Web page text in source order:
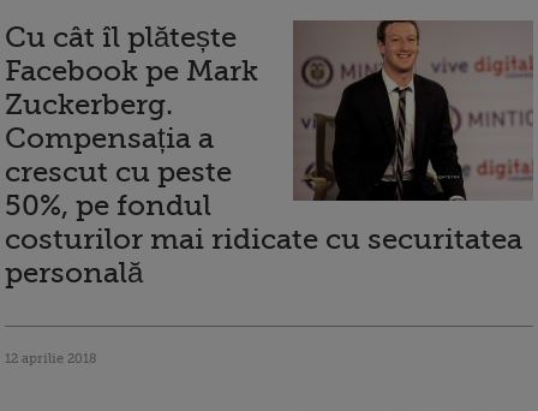
Cu cât îl plătește
Facebook pe Mark
Zuckerberg.
Compensația a
crescut cu peste
50%, pe fondul
costurilor mai ridicate cu securitatea
personală
12 aprilie 2018